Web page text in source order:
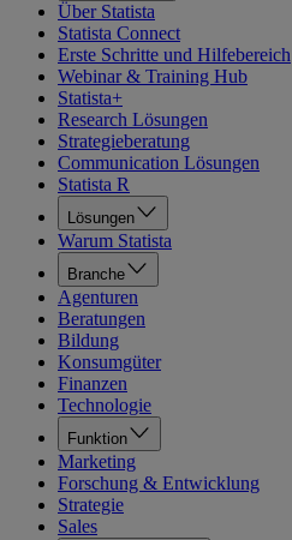
Über Statista
Statista Connect
Erste Schritte und Hilfebereich
Webinar & Training Hub
Statista+
Research Lösungen
Strategieberatung
Communication Lösungen
Statista R
Lösungen
Warum Statista
Branche
Agenturen
Beratungen
Bildung
Konsumgüter
Finanzen
Technologie
Funktion
Marketing
Forschung & Entwicklung
Strategie
Sales